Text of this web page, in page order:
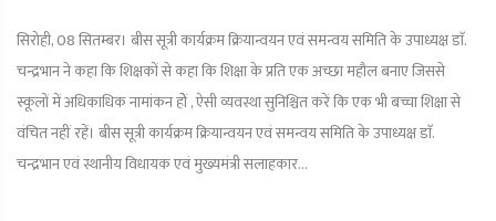
सिरोही, 08 सितम्बर। बीस सूत्री कार्यक्रम क्रियान्वयन एवं समन्वय समिति के उपाध्यक्ष डाॅ.
चन्द्रभान ने कहा कि शिक्षकों से कहा कि शिक्षा के प्रति एक अच्छा महौल बनाए जिससे
स्कूलों में अधिकाधिक नामांकन होें , ऐसी व्यवस्था सुनिश्चित करें कि एक भी बच्चा शिक्षा से
वंचित नहीं रहें। बीस सूत्री कार्यक्रम क्रियान्वयन एवं समन्वय समिति के उपाध्यक्ष डाॅ.
चन्द्रभान एवं स्थानीय विधायक एवं मुख्यमंत्री सलाहकार...